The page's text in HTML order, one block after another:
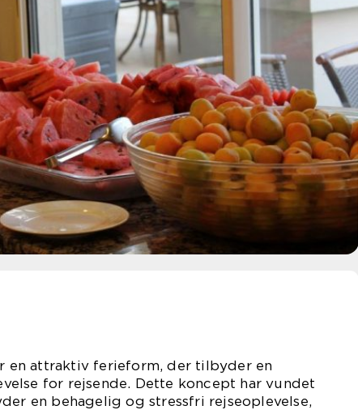
en attraktiv ferieform, der tilbyder en
for rejsende. Dette koncept har vundet
en behagelig og stressfri rejseoplevelse,